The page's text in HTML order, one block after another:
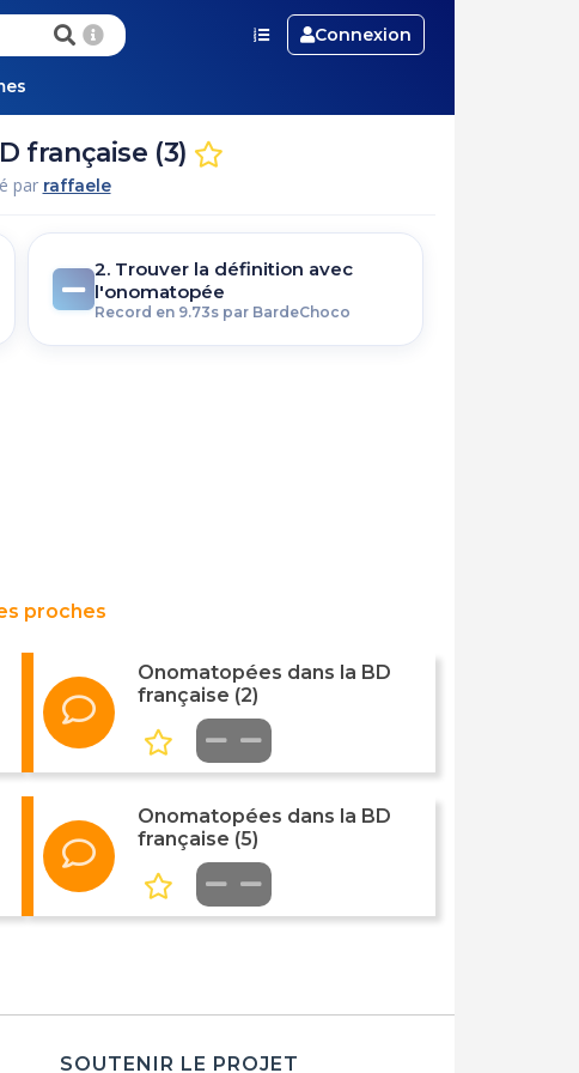
Connexion
française (3)
par raffaele
2. Trouver la définition avec
l'onomatopée
Record en 9.73s par BardeChoco
proches
Onomatopées dans la BD
française (2)
Onomatopées dans la BD
française (5)
SOUTENIR LE PROJET